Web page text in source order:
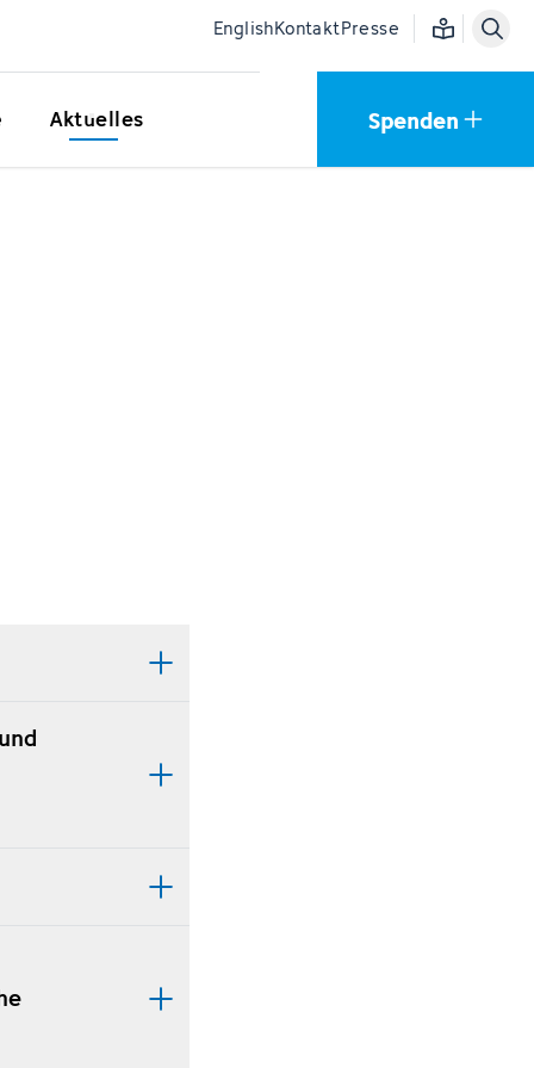
EnglishKontaktPresse Einfache
Aktuelles Spenden